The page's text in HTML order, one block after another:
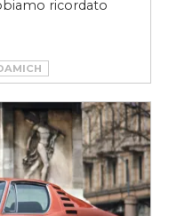
ricordato